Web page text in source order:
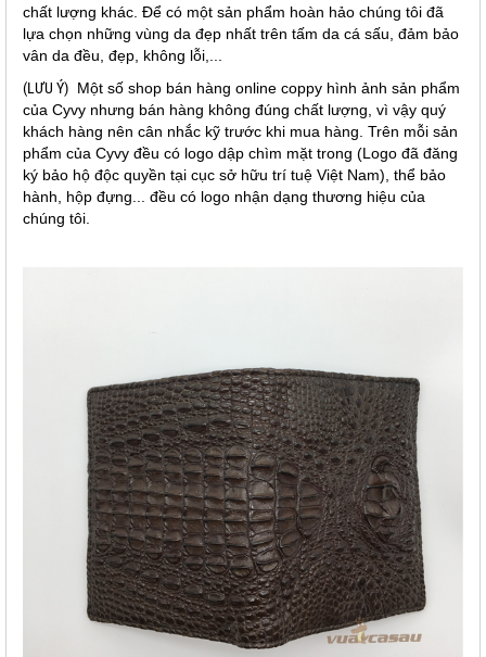
chất lượng khác. Để có một sản phẩm hoàn hảo chúng tôi đã
lựa chọn những vùng da đẹp nhất trên tấm da cá sấu, đảm bảo
vân da đều, đẹp, không lỗi,...
(LƯU Ý) Một số shop bán hàng online coppy hình ảnh sản phẩm
của Cyvy nhưng bán hàng không đúng chất lượng, vì vậy quý
khách hàng nên cân nhắc kỹ trước khi mua hàng. Trên mỗi sản
phẩm của Cyvy đều có logo dập chìm mặt trong (Logo đã đăng
ký bảo hộ độc quyền tại cục sở hữu trí tuệ Việt Nam), thể bảo
hành, hộp đựng... đều có logo nhận dạng thương hiệu của
chúng tôi.